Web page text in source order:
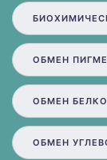
ОБМЕН
ОБМЕН
ОБМЕН